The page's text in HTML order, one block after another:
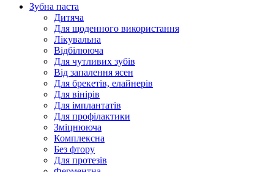
Зубна паста
Дитяча
Для щоденного використання
Лікувальна
Відбілююча
Для чутливих зубів
Від запалення ясен
Для брекетів, елайнерів
Для вінірів
Для імплантатів
Для профілактики
Зміцнююча
Комплексна
Без фтору
Для протезів